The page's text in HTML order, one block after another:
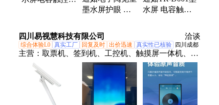
墨水屏护眼 广
水屏 电容触控
四川易视慧科技有限公司 洽谈
综合体验L0 真实工厂 回复及时 出价迅速 真实性已核验 四川成都
主营： 取票机、签到机、工控机、触摸屏一体机、液
晶屏、发布屏、电子广告屏、电子屏、滑轨屏、拼接
屏、联动屏、分诊屏、led显示屏、门牌屏、画框屏、
广告机、触摸显示器、海报机、排队机、教学会议一
体机、自助机、触控一体机、查询机、自助终端机